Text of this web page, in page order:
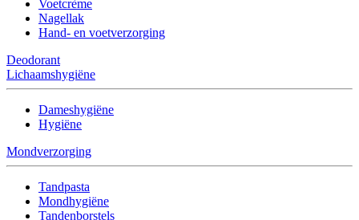
Voetcrème
Nagellak
Hand- en voetverzorging
Deodorant
Lichaamshygiëne
Dameshygiëne
Hygiëne
Mondverzorging
Tandpasta
Mondhygiëne
Tandenborstels